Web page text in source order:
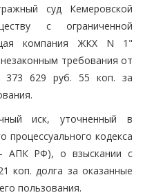
суд Кемеровской
с ограниченной
компания ЖКХ N 1"
требования от
373 629 руб. 55 коп. за
иск, уточненный в
процессуального кодекса
- АПК РФ), о взыскании с
коп. долга за оказанные
пользования.